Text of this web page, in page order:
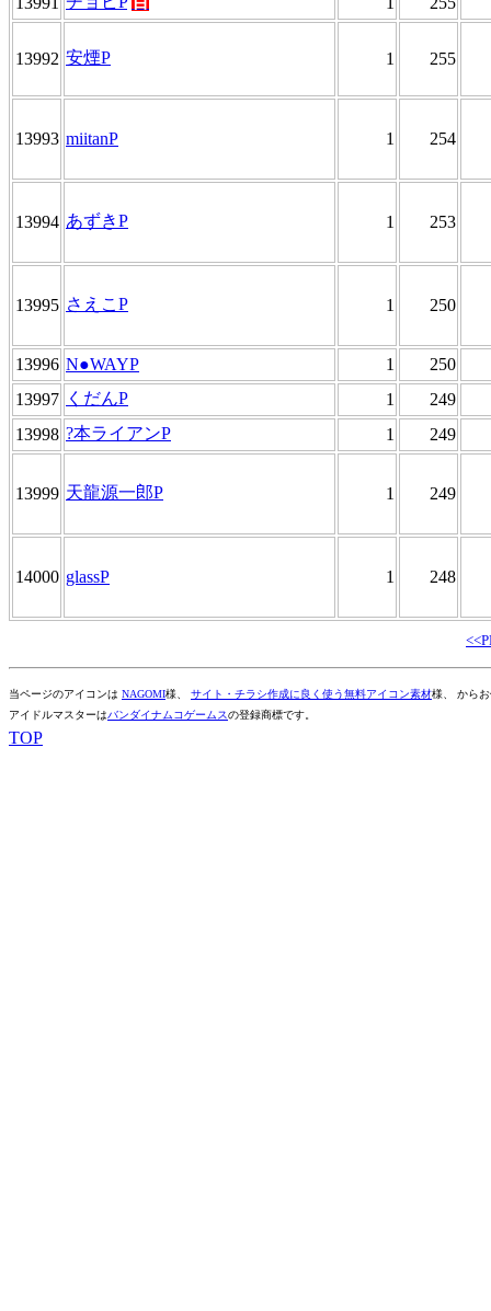
13992 安煙P 1 255
13993 miitanP 1 254
13994 あずきP 1 253
13995 さえこP 1 250
13996 N●WAYP 1
250
13997 くだんP 1
249
13998 ?本ライアンP 1 249
13999 天龍源一郎P 1 249
14000 glassP 1 248
当ページのアイコンは NAGOMI様、 サイト・チラシ作成に良く使う無料アイコン素材様、 から
アイドルマスターはバンダイナムコゲームスの登録商標です。
TOP